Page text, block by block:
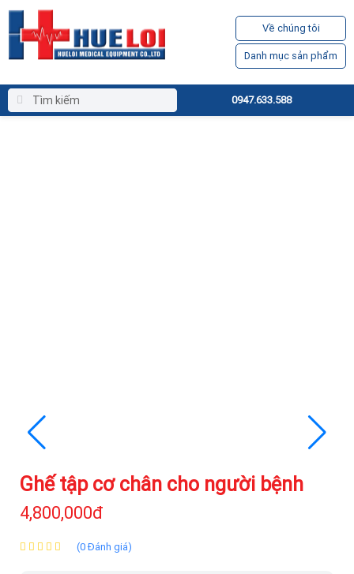
Về chúng tôi
Danh mục sản phẩm
0947.633.588
Ghế tập cơ chân cho người bệnh
4,800,000đ
(0 Đánh giá)